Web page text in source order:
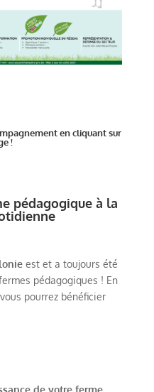
en cliquant sur
!
pédagogique à la
est et a toujours été
pédagogiques ! En
pourrez bénéficier
de votre ferme